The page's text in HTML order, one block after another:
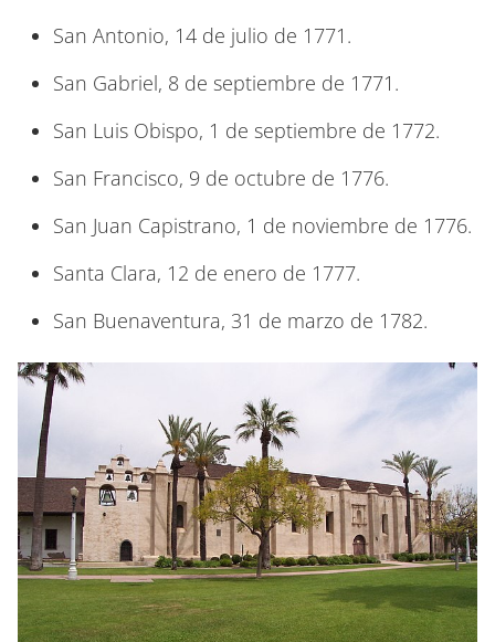
San Antonio, 14 de julio de 1771.
San Gabriel, 8 de septiembre de 1771.
San Luis Obispo, 1 de septiembre de 1772.
San Francisco, 9 de octubre de 1776.
San Juan Capistrano, 1 de noviembre de 1776.
Santa Clara, 12 de enero de 1777.
San Buenaventura, 31 de marzo de 1782.